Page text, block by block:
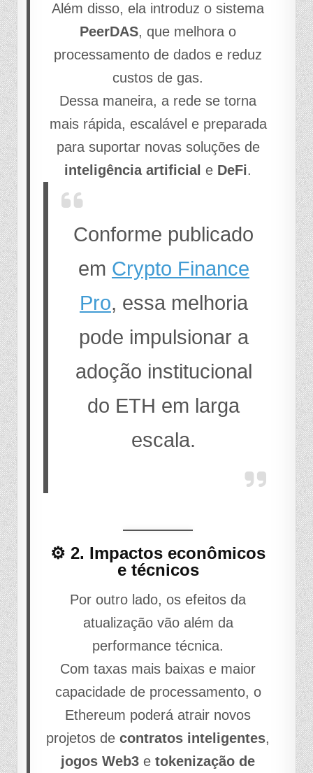
Além disso, ela introduz o sistema
PeerDAS, que melhora o
processamento de dados e reduz
custos de gas.
Dessa maneira, a rede se torna
mais rápida, escalável e preparada
para suportar novas soluções de
inteligência artificial e DeFi.
Conforme publicado
em Crypto Finance
Pro, essa melhoria
pode impulsionar a
adoção institucional
do ETH em larga
escala.
⚙️ 2. Impactos econômicos
e técnicos
Por outro lado, os efeitos da
atualização vão além da
performance técnica.
Com taxas mais baixas e maior
capacidade de processamento, o
Ethereum poderá atrair novos
projetos decontratos inteligentes,
jogos Web3 etokenização de